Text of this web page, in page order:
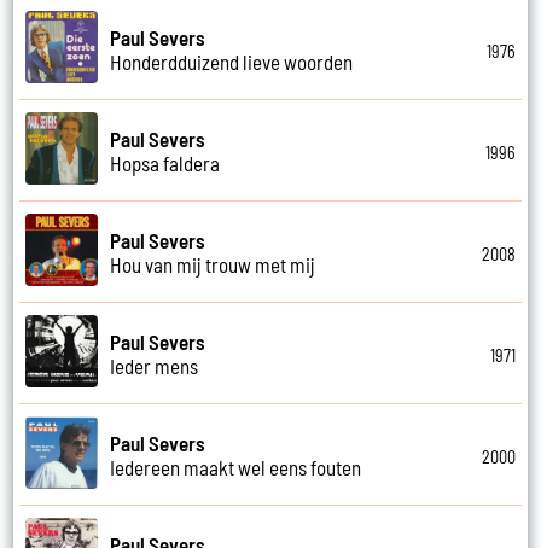
Paul Severs
Honderdduizend lieve woorden
1976
Paul Severs
Hopsa faldera
1996
Paul Severs
Hou van mij trouw met mij
2008
Paul Severs
Ieder mens
1971
Paul Severs
Iedereen maakt wel eens fouten
2000